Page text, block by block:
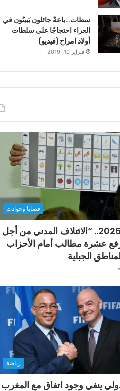
سطات…باعةٌ جائلون يَبيتُون في
العراء احتجاجًا على سلطات
أولاد امراح(فيديو)
فبراير 10, 2019
قضايا وحوادث
انتخابات 2026.. “الائتلاف المدني من أجل
عشرة مطالب أمام الأحزاب
الجبلية
رياضة
ينفي وجود اتفاق مع المغرب